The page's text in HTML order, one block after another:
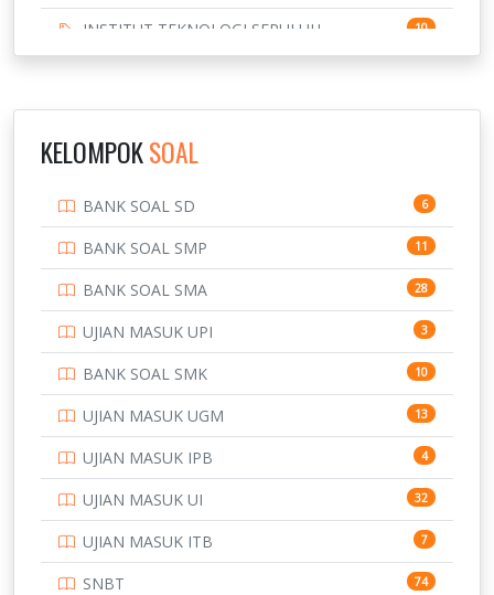
INSTITUT TEKNOLOGI SEPULUH
NOVEMBER
10
3
169
7
PTDI STTD 4
133
SMA 146
SMK 231
SMP 134
STIP 2
KELOMPOKSOAL
BANK SOAL SD 6
BANK SOAL SMP 11
BANK SOAL SMA 28
UJIAN MASUK UPI 3
BANK SOAL SMK 10
UJIAN MASUK UGM 13
UJIAN MASUK IPB 4
UJIAN MASUK UI 32
UJIAN MASUK ITB 7
SNBT 74